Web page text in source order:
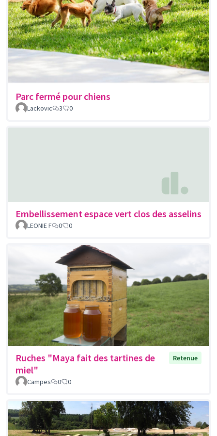
Parc fermé pour chiens
Lackovic 3 0
Embellissement espace vert clos des asselins
LEONIE F 0 0
Ruches "Maya fait des tartines de
miel"
Retenue
Campes 0 0